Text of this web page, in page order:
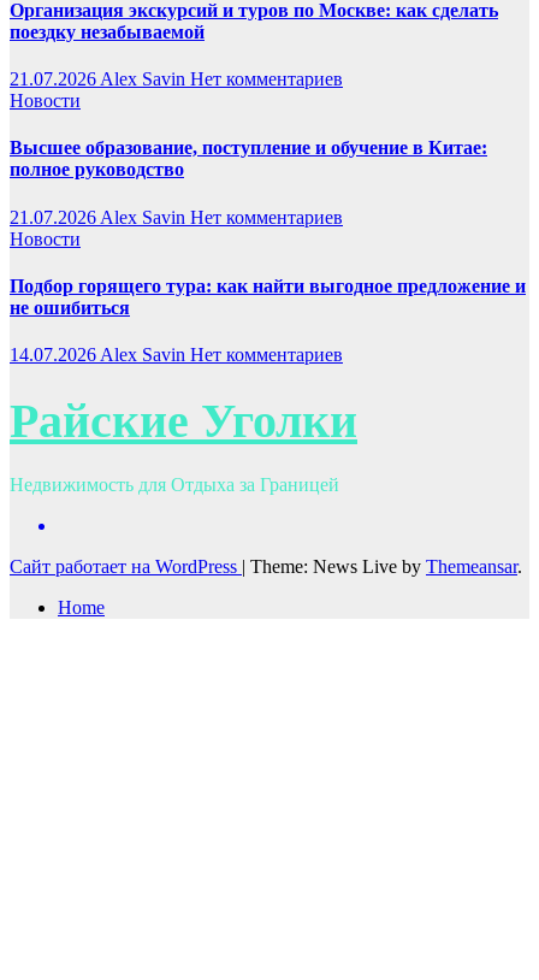
Организация экскурсий и туров по Москве: как сделать
поездку незабываемой
21.07.2026 Alex Savin Нет комментариев
Новости
Высшее образование, поступление и обучение в Китае:
полное руководство
21.07.2026 Alex Savin Нет комментариев
Новости
Подбор горящего тура: как найти выгодное предложение и
не ошибиться
14.07.2026 Alex Savin Нет комментариев
Райские Уголки
Недвижимость для Отдыха за Границей
Сайт работает на WordPress | Theme: News Live by Themeansar.
Home